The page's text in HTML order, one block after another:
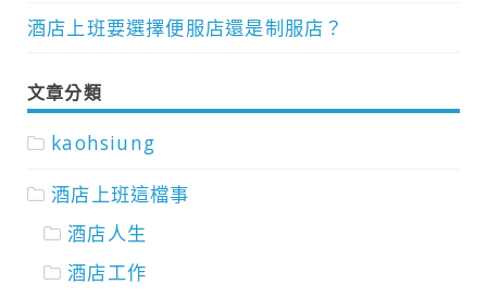
酒店上班要選擇便服店還是制服店？
文章分類
kaohsiung
酒店上班這檔事
酒店人生
酒店工作